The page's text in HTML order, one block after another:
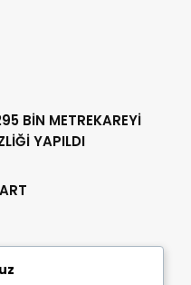
BİN METREKAREYİ
YAPILDI